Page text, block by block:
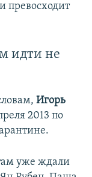
превосходит
идти не
Игорь
2013 по
уже ждали